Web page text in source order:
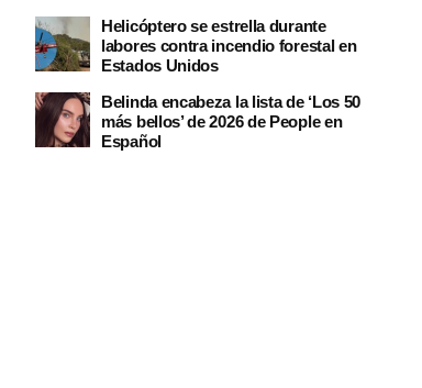
Helicóptero se estrella durante
labores contra incendio forestal en
Estados Unidos
Belinda encabeza la lista de ‘Los 50
más bellos’ de 2026 de People en
Español